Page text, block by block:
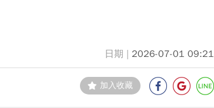
2026-07-01 09:21
加入收藏